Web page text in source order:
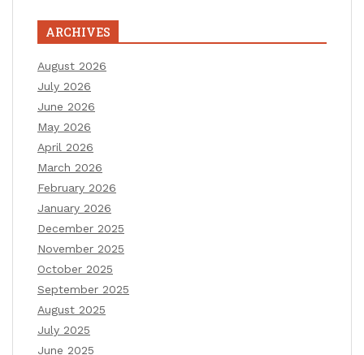
ARCHIVES
August 2026
July 2026
June 2026
May 2026
April 2026
March 2026
February 2026
January 2026
December 2025
November 2025
October 2025
September 2025
August 2025
July 2025
June 2025